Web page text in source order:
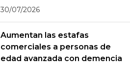
30/07/2026
Aumentan las estafas
comerciales a personas de
edad avanzada con demencia